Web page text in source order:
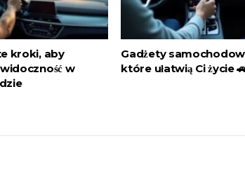
kroki, aby
w
Gadżety
które ułatwią Ci życie